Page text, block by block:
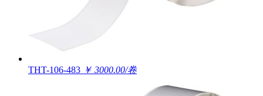
THT-106-483 ￥ 3000.00/卷